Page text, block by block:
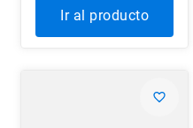
Ir al producto